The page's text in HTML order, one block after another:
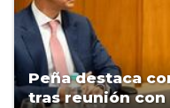
Peña destaca
tras reunión